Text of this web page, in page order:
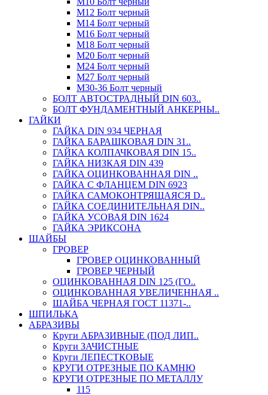
М12 Болт черный
М14 Болт черный
М16 Болт черный
М18 Болт черный
М20 Болт черный
М24 Болт черный
М27 Болт черный
М30-36 Болт черный
БОЛТ АВТОСТРАДНЫЙ DIN 603..
БОЛТ ФУНДАМЕНТНЫЙ АНКЕРНЫ..
ГАЙКИ
ГАЙКА DIN 934 ЧЕРНАЯ
ГАЙКА БАРАШКОВАЯ DIN 31..
ГАЙКА КОЛПАЧКОВАЯ DIN 15..
ГАЙКА НИЗКАЯ DIN 439
ГАЙКА ОЦИНКОВАННАЯ DIN ..
ГАЙКА С ФЛАНЦЕМ DIN 6923
ГАЙКА САМОКОНТРЯЩАЯСЯ D..
ГАЙКА СОЕДИНИТЕЛЬНАЯ DIN..
ГАЙКА УСОВАЯ DIN 1624
ГАЙКА ЭРИКСОНА
ШАЙБЫ
ГРОВЕР
ГРОВЕР ОЦИНКОВАННЫЙ
ГРОВЕР ЧЕРНЫЙ
ОЦИНКОВАННАЯ DIN 125 (ГО..
ОЦИНКОВАННАЯ УВЕЛИЧЕННАЯ ..
ШАЙБА ЧЕРНАЯ ГОСТ 11371-..
ШПИЛЬКА
АБРАЗИВЫ
Круги АБРАЗИВНЫЕ (ПОД ЛИП..
Круги ЗАЧИСТНЫЕ
Круги ЛЕПЕСТКОВЫЕ
КРУГИ ОТРЕЗНЫЕ ПО КАМНЮ
КРУГИ ОТРЕЗНЫЕ ПО МЕТАЛЛУ
115